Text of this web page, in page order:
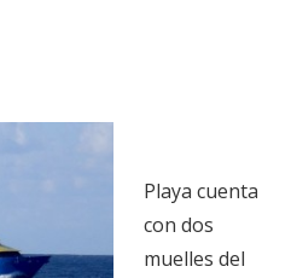
Playa cuenta
con dos
muelles del